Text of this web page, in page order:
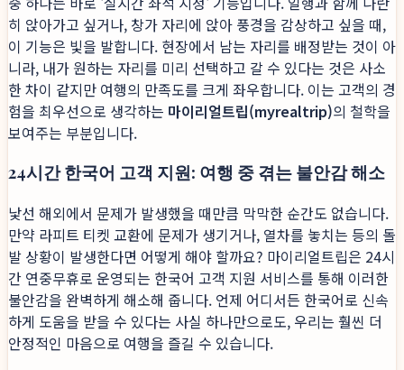
히 앉아가고 싶거나, 창가 자리에 앉아 풍경을 감상하고 싶을 때,
이 기능은 빛을 발합니다. 현장에서 남는 자리를 배정받는 것이 아
니라, 내가 원하는 자리를 미리 선택하고 갈 수 있다는 것은 사소
한 차이 같지만 여행의 만족도를 크게 좌우합니다. 이는 고객의 경
험을 최우선으로 생각하는 마이리얼트립(myrealtrip)의 철학을
보여주는 부분입니다.
24시간 한국어 고객 지원: 여행 중 겪는 불안감 해소
낯선 해외에서 문제가 발생했을 때만큼 막막한 순간도 없습니다.
만약 라피트 티켓 교환에 문제가 생기거나, 열차를 놓치는 등의 돌
발 상황이 발생한다면 어떻게 해야 할까요? 마이리얼트립은 24시
간 연중무휴로 운영되는 한국어 고객 지원 서비스를 통해 이러한
불안감을 완벽하게 해소해 줍니다. 언제 어디서든 한국어로 신속
하게 도움을 받을 수 있다는 사실 하나만으로도, 우리는 훨씬 더
안정적인 마음으로 여행을 즐길 수 있습니다.